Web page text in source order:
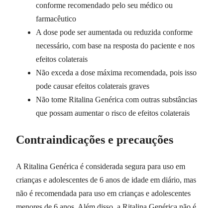
conforme recomendado pelo seu médico ou
farmacêutico
A dose pode ser aumentada ou reduzida conforme
necessário, com base na resposta do paciente e nos
efeitos colaterais
Não exceda a dose máxima recomendada, pois isso
pode causar efeitos colaterais graves
Não tome Ritalina Genérica com outras substâncias
que possam aumentar o risco de efeitos colaterais
Contraindicações e precauções
A Ritalina Genérica é considerada segura para uso em
crianças e adolescentes de 6 anos de idade em diário, mas
não é recomendada para uso em crianças e adolescentes